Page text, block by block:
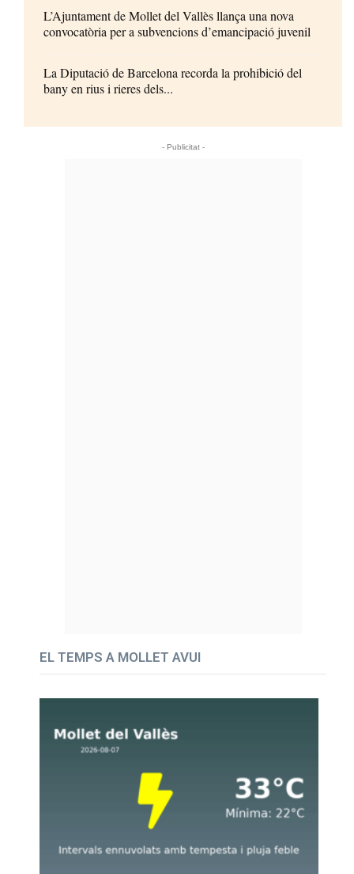
L’Ajuntament de Mollet del Vallès llança una nova
convocatòria per a subvencions d’emancipació juvenil
La Diputació de Barcelona recorda la prohibició del
bany en rius i rieres dels...
- Publicitat -
EL TEMPS A MOLLET AVUI